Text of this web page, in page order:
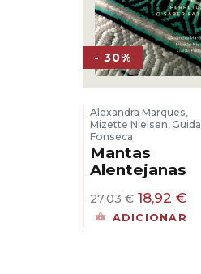
- 30%
Alexandra Marques
Mizette Nielsen Guida
Fonseca
Mantas
Alentejanas
27,03€ O
preço
18,92 €O
ADICIONAR